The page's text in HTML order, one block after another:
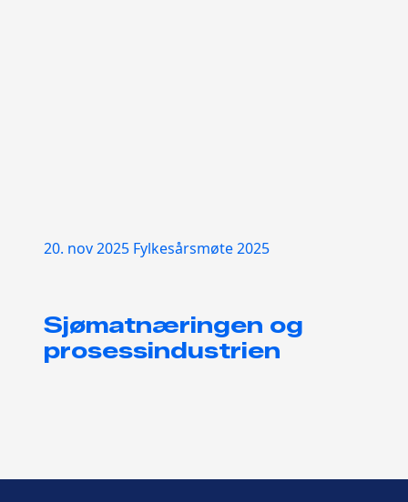
20. nov 2025 Fylkesårsmøte 2025
Sjømatnæringen og
prosessindustrien